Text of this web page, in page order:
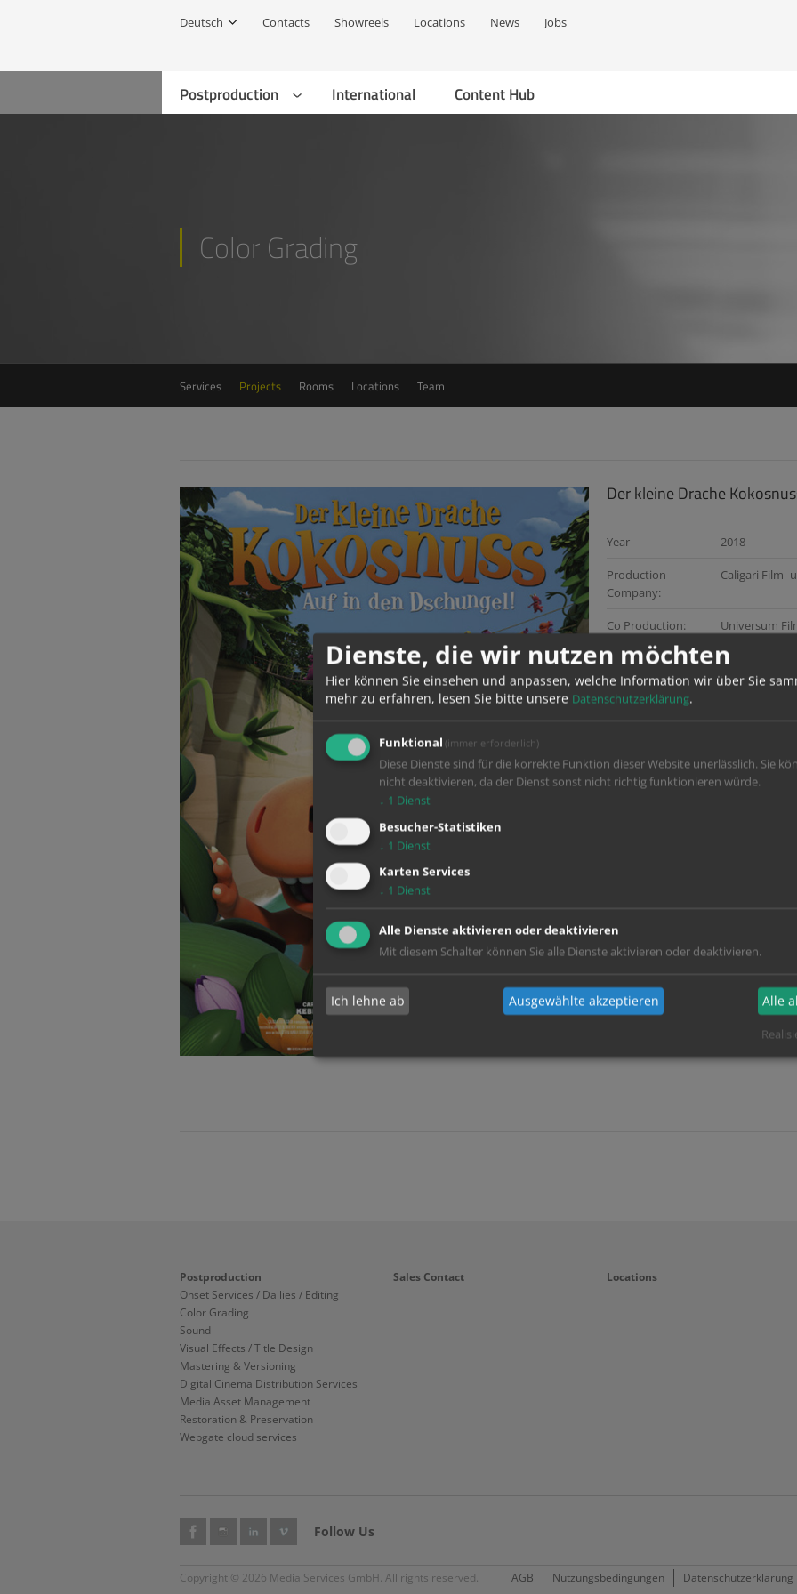
Deutsch Contacts Showreels Locations News Jobs
Postproduction International Content Hub
Color Grading
Services Projects Rooms Locations Team
Der kleine Drache
Year 2018
Production
Company:
Caligari Film-
Co Production: Universum
Director: Anthony Power
Services: Grading
Di Producer: Andreas
Postproduction
Onset Services / Dailies / Editing
Color Grading
Sound
Visual Effects / Title Design
Mastering & Versioning
Digital Cinema Distribution Services
Media Asset Management
Restoration & Preservation
Webgate cloud services
Sales Contact Locations
Follow Us
AGB Nutzungsbedingungen Datenschutzerklärung
Copyright © 2026 Media Services GmbH. All rights reserved.
Dienste, die wir nutzen möchten
Hier können Sie einsehen und anpassen, welche Information wir über Sie
mehr zu erfahren, lesen Sie bitte unsere Datenschutzerklärung.
Funktional (immer erforderlich)
Diese Dienste sind für die korrekte Funktion dieser Website unerlässlich. Sie
nicht deaktivieren, da der Dienst sonst nicht richtig funktionieren würde.
↓ 1 Dienst
Besucher-Statistiken
↓ 1 Dienst
Karten Services
↓ 1 Dienst
Alle Dienste aktivieren oder deaktivieren
Mit diesem Schalter können Sie alle Dienste aktivieren oder deaktivieren.
Ich lehne ab Ausgewählte akzeptieren Alle